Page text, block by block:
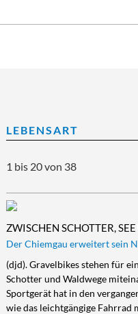
BILDUNG/BERUF
Aus-/Weiterbildung
Karriere
Ernährung
Diät/Gesunde
FAMILIE/HAUSHALT
Familie/Haushalt
Tiere
GELD
Vorsorge/Versicherung
Wirtschaft/Recht
Gesundheit/Vitalität
Vorsorge
Zahngesundheit
LEBENSART
Lebensart
Beauty
Freizeit
MOBILES LEBEN
Mobiles Leben
Auto/Motorrad
REISE/TOURISTIK
Reise/Touristik
RUND UMS HAUS
LEBENSART
1 bis 20 von 38
ZWISCHEN SCHOTTER,
Der Chiemgau erweitert sein
(djd). Gravelbikes stehen für
Schotter und Waldwege
Sportgerät hat in den
wie das leichtgängige Fahrrad